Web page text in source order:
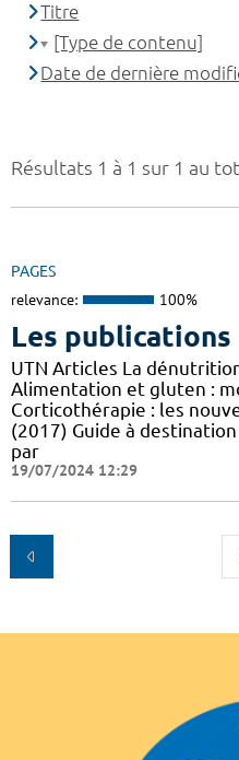
Résultats 1 à 1 sur 1 au
PAGES
relevance: 100%
Les publications
UTN Articles La
Alimentation et gluten :
Corticothérapie : les
(2017) Guide à
par
19/07/2024 12:29
Titre
[Type de contenu]
Date de dernière